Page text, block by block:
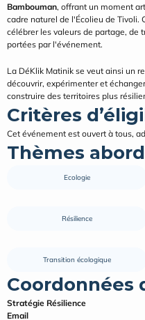
Bambouman, offrant un moment
cadre naturel de l'Écolieu de Tivoli.
célébrer les valeurs de partage, de
portées par l'événement.
La DéKlik Matinik se veut ainsi un
découvrir, expérimenter et
construire des territoires plus
Critères
Cet événement est ouvert à tous,
Thèmes
Ecologie
Résilience
Transition écologique
Coordonnées
Stratégie Résilience
Email